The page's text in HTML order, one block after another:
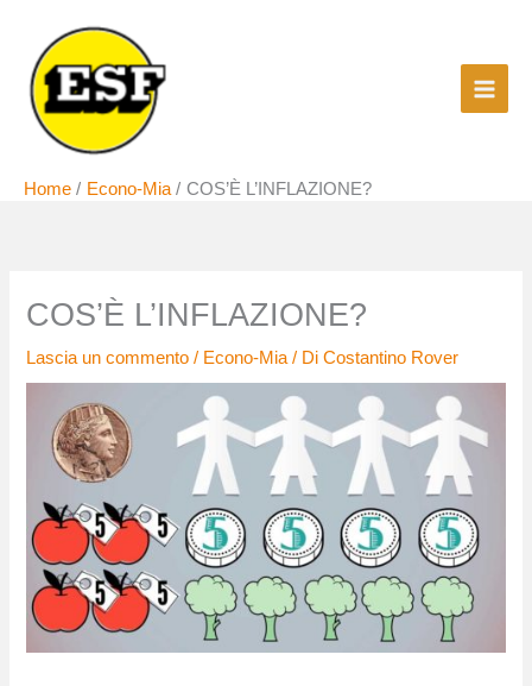
contenuto
Home Econo-Mia COS’È L’INFLAZIONE?
COS’È L’INFLAZIONE?
Lascia un commento / Econo-Mia/ DiCostantino Rover